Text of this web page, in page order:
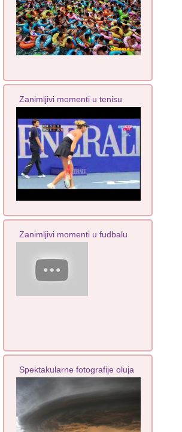
Zanimljivi momenti u tenisu
Zanimljivi momenti u fudbalu
Spektakularne fotografije oluja